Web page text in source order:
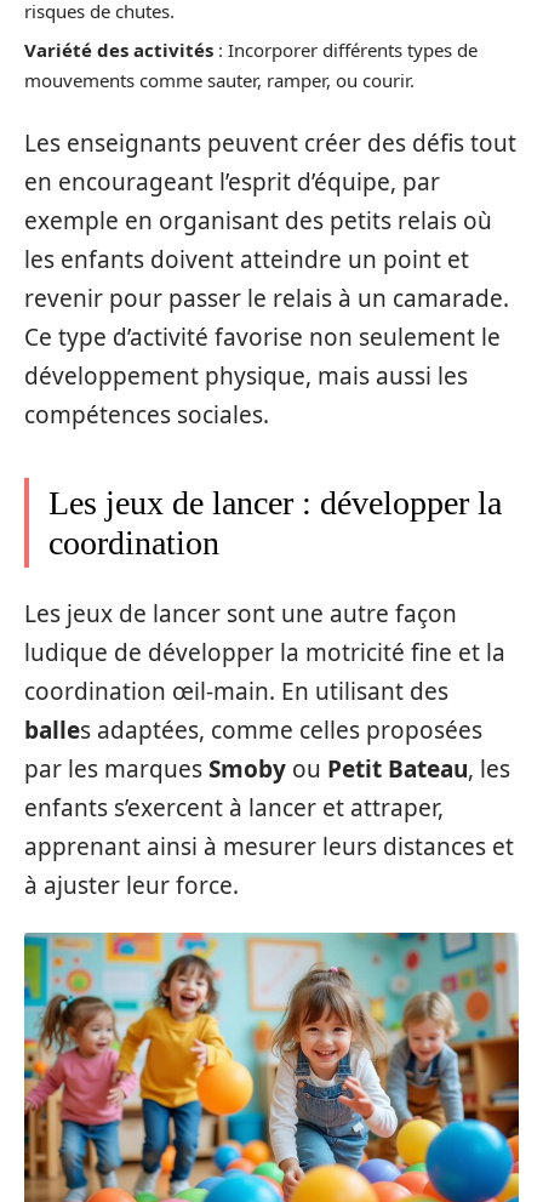
risques de chutes.
Variété des activités : Incorporer différents types de
mouvements comme sauter, ramper, ou courir.
Les enseignants peuvent créer des défis tout
en encourageant l’esprit d’équipe, par
exemple en organisant des petits relais où
les enfants doivent atteindre un point et
revenir pour passer le relais à un camarade.
Ce type d’activité favorise non seulement le
développement physique, mais aussi les
compétences sociales.
Les jeux de lancer : développer la
coordination
Les jeux de lancer sont une autre façon
ludique de développer la motricité fine et la
coordination œil-main. En utilisant des
balles adaptées, comme celles proposées
par les marquesSmoby ou Petit Bateau, les
enfants s’exercent à lancer et attraper,
apprenant ainsi à mesurer leurs distances et
à ajuster leur force.